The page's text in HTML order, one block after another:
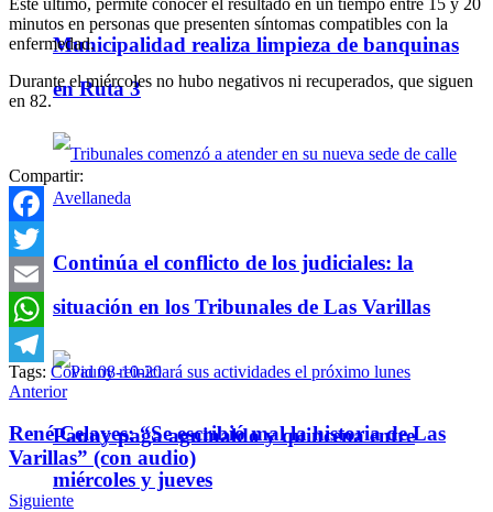
Municipalidad realiza limpieza de banquinas
en Ruta 3
Continúa el conflicto de los judiciales: la
situación en los Tribunales de Las Varillas
Pauny paga aguinaldo y quincena entre
miércoles y jueves
minutos en personas que presenten síntomas compatibles con la
enfermedad.
Durante el miércoles no hubo negativos ni recuperados, que siguen
en 82.
Compartir:
Facebook
Twitter
Email
WhatsApp
Telegram
Tags: Covid 08-10-20
Anterior
René Celayes: “Se escribió mal la historia de Las
Varillas” (con audio)
Siguiente